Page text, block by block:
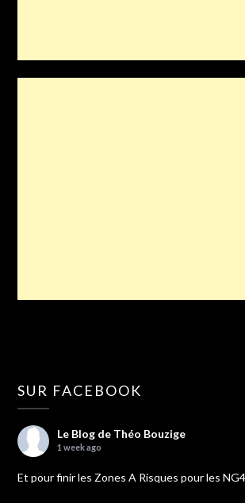
SUR FACEBOOK
Le Blog de Théo Bouzige
1 week ago
Et pour finir les Zones A Risques pour les